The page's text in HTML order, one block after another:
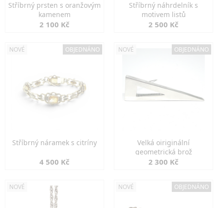
Stříbrný prsten s oranžovým
kamenem
2 100 Kč
Stříbrný náhrdelník s
motivem listů
2 500 Kč
NOVÉ OBJEDNÁNO
Stříbrný náramek s citríny
4 500 Kč
NOVÉ OBJEDNÁNO
Velká oiriginální
geometrická brož
2 300 Kč
NOVÉ NOVÉ OBJEDNÁNO